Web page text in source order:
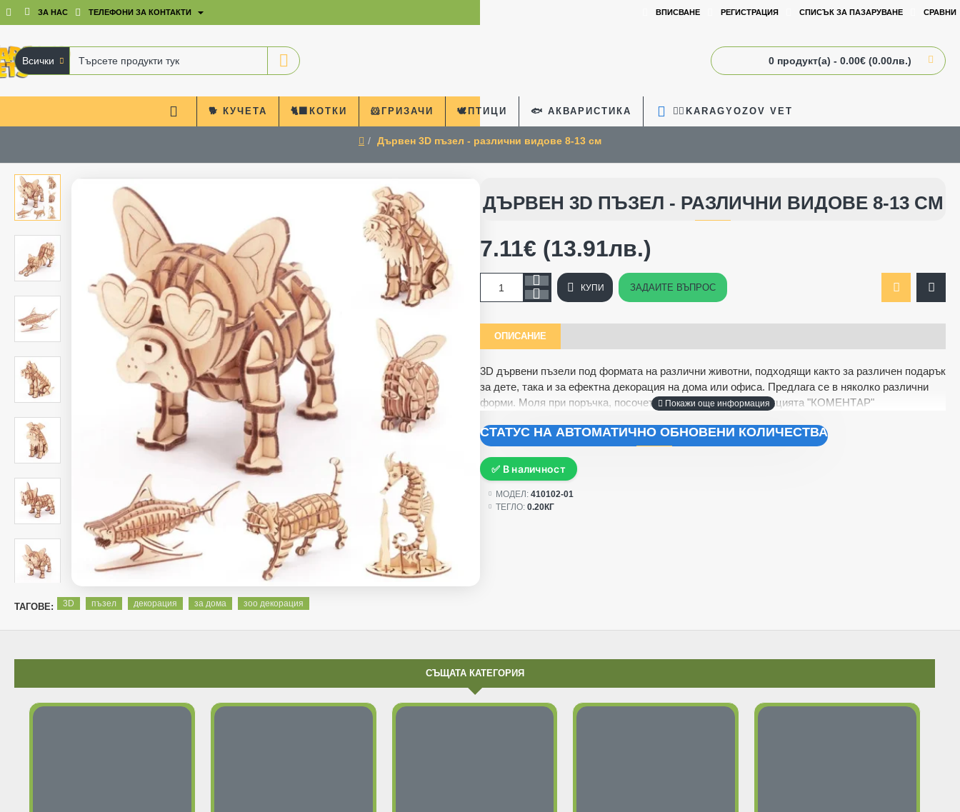
ЗА НАС ТЕЛЕФОНИ ЗА КОНТАКТИ ВПИСВАНЕ РЕГИСТРАЦИЯ СПИСЪК ЗА ПАЗАРУВАНЕ СРАВНИ
Всички
Търсете
продукти
тук
0 продукт(а) - 0.00€ (0.00лв.)
🐕 КУЧЕТА 🐈‍⬛КОТКИ 🐹ГРИЗАЧИ 🕊️ПТИЦИ 🐟 АКВАРИСТИКА 🧑‍⚕️KARAGYOZOV VET
Дървен 3D пъзел - различни видове 8-13 см
ДЪРВЕН 3D ПЪЗЕЛ - РАЗЛИЧНИ ВИДОВЕ 8-13 СМ
ОПИСАНИЕ
3D дървени пъзели под формата на различни животни, подходящи както за различен подарък
за дете, така и за ефектна декорация на дома или офиса. Предлага се в няколко различни
форми. Моля при поръчка, посочете избраният от Вас в секцията "КОМЕНТАР"
СТАТУС НА АВТОМАТИЧНО ОБНОВЕНИ КОЛИЧЕСТВА
✅ В наличност
МОДЕЛ: 410102-01
ТЕГЛО: 0.20КГ
7.11€ (13.91лв.)
КУПИ ЗАДАЙТЕ ВЪПРОС
ТАГОВЕ: 3D пъзел декорация за дома зоо декорация
СЪЩАТА КАТЕГОРИЯ